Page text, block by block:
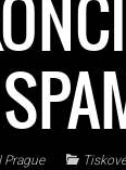
Prague